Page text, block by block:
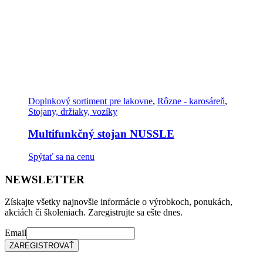
Doplnkový sortiment pre lakovne, Rôzne - karosáreň,
Stojany, držiaky, vozíky
Multifunkčný stojan NUSSLE
Spýtať sa na cenu
NEWSLETTER
Získajte všetky najnovšie informácie o výrobkoch, ponukách,
akciách či školeniach. Zaregistrujte sa ešte dnes.
Email